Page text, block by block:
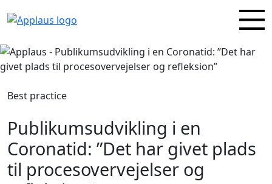
Best practice
Publikumsudvikling i en
Coronatid: ”Det har givet plads
til procesovervejelser og